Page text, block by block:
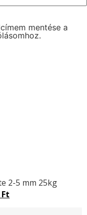
mentése a
2-5 mm 25kg
Ft